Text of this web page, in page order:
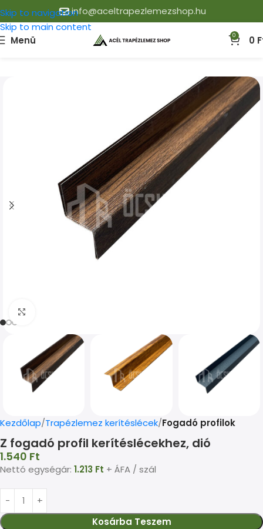
Skip to navigation
Skip to main content
info@aceltrapezlemezshop.hu
Menü 0 0
Kezdőlap Trapézlemez kerítéslécek Fogadó profilok
Z fogadó profil kerítéslécekhez, dió
1.540 Ft
Nettó egységár: 1.213 Ft + ÁFA / szál
Kosárba Teszem